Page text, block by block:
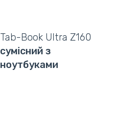
Tab-Book Ultra Z160
сумісний з
ноутбуками